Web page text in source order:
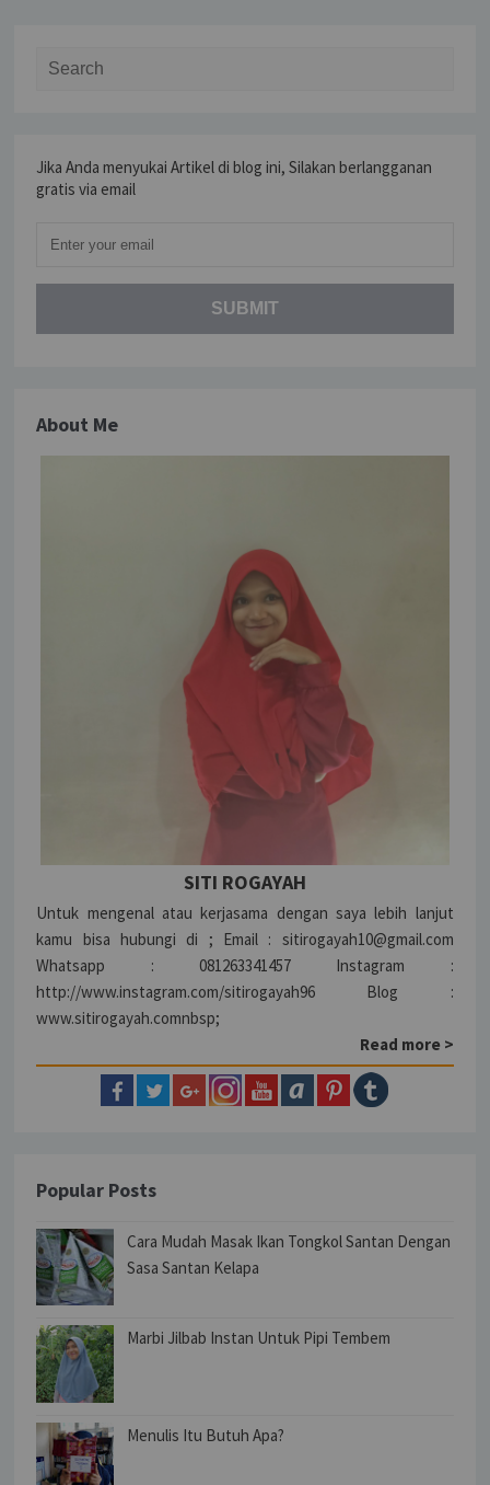
Search for:
Jika Anda menyukai Artikel di blog ini, Silakan berlangganan
gratis via email
About Me
SITI ROGAYAH
Untuk mengenal atau kerjasama dengan saya lebih lanjut
kamu bisa hubungi di ; Email : sitirogayah10@gmail.com
Whatsapp : 081263341457 Instagram :
http://www.instagram.com/sitirogayah96 Blog :
www.sitirogayah.comnbsp;
Read more >
Popular Posts
Cara Mudah Masak Ikan Tongkol Santan Dengan
Sasa Santan Kelapa
Marbi Jilbab Instan Untuk Pipi Tembem
Menulis Itu Butuh Apa?